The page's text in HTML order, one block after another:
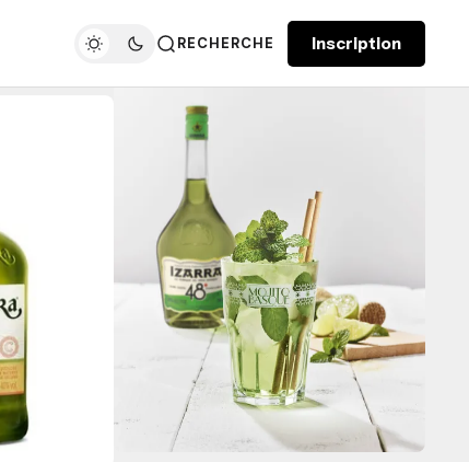
RECHERCHE Inscription